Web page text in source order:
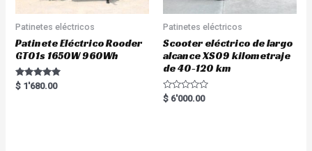
Patinetes eléctricos
Patinete Eléctrico Rooder
GT01s 1650W 960Wh
Rated
5.00
$ 1'680.00
Patinetes eléctricos
Scooter eléctrico de largo
alcance XS09 kilometraje
de 40-120 km
R
a
$ 6'000.00